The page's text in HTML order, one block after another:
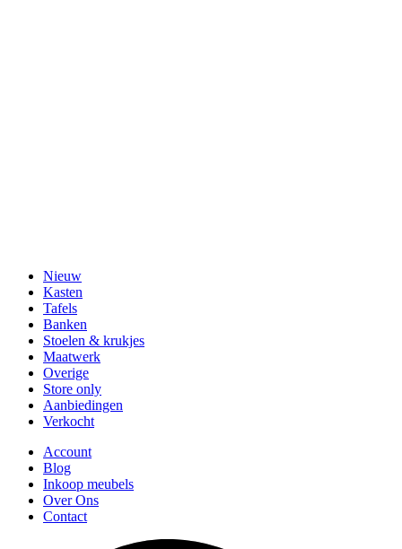
Nieuw
Kasten
Tafels
Banken
Stoelen & krukjes
Maatwerk
Overige
Store only
Aanbiedingen
Verkocht
Account
Blog
Inkoop meubels
Over Ons
Contact